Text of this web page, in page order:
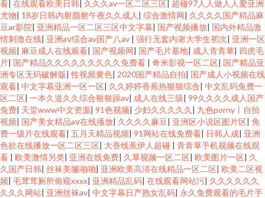
看| 在线观看欧美日韩| 久久久av一区二区三区| 超碰97人人做人人爱亚洲
尤物| 18岁日韩内射颜射午夜久久成人 | 综合激情网| 久久久久国产精品麻
豆ar影院| 亚洲精品一区二区三区中文字幕| 国产视频播放| 国内外精品激
情刺激在线| 亚洲aⅴ综合av国产八av | 强行无套内谢大学生初次| 亚洲一区
视频| 麻豆成人在线观看| 国产视频网| 国产毛片基地| 成人青青草| 四虎毛
片| 国产精品久久久久久久久久久免费看 | 奇米影视一区二区| 国产精品亚
洲专区无码破解版|性视频黄色| 2020国产精品自拍| 国产成人小视频在线
观看| 中文字幕亚洲一区一区| 久久婷婷香蕉热狠狠综合| 中文乱码免费一
区二区| 一本久道久久综合狠狠躁av| 成人在线三级| 99久久久久成人国产
免费| 天堂www中文资源| 91色视频| 少妇久久久久久 | 九色porny丨自拍
视频| 国产美女精品aⅴ在线播放| 久久久久麻豆| 亚洲区小说区图片区| 免
费一级片在线观看| 五月天精品视频| 91网站在线免费看| 日韩人成| 亚洲
色欲在线播放一区二区三区| 大香线蕉伊人超碰 | 青青草手机视频在线观
看 | 欧美激情另类| 亚洲在线免费| 久草视频一区二区| 欧美图片一区| 久
久国产日韩| 丝袜美腿啪啪| 亚洲欧美高清在线精品一区二区| 欧美二区视
频| 毛茸茸厕所偷窥xxxx| 亚洲精品乱码| 在线观看网站污| 久久久久久久
久久久网站| 亚洲丝袜av| 中文字幕日产熟女乱码| 永久免费观看的毛片手